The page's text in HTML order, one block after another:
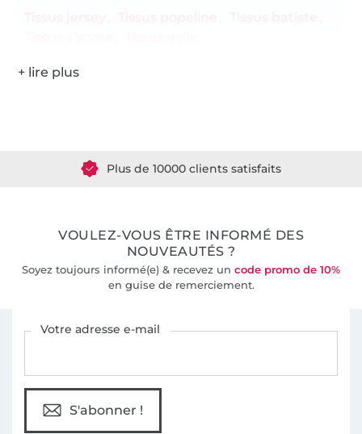
VOULEZ-VOUS ÊTRE INFORMÉ DES
NOUVEAUTÉS ?
Soyez toujours informé(e) & recevez un code promo de 10%
en guise de remerciement.
Votre adresse e-mail
S'abonner !